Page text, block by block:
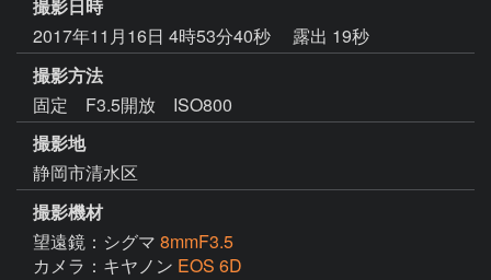
撮影日時
2017年11月16日 4時53分40秒
露出 19秒
撮影方法
固定 F3.5開放 ISO800
撮影地
静岡市清水区
撮影機材
望遠鏡：シグマ 8mmF3.5
カメラ：キヤノン EOS 6D